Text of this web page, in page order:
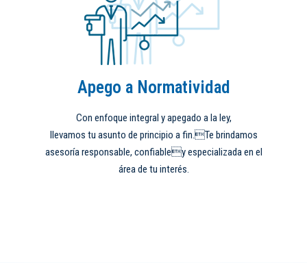
Apego a Normatividad
Con enfoque integral y apegado a la ley,
llevamos tu asunto de principio a fin.Te brindamos
asesoría responsable, confiabley especializada en el
área de tu interés.